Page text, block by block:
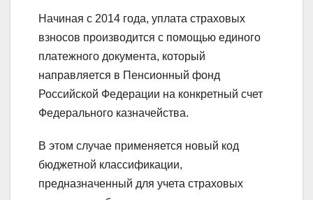
Начиная с 2014 года, уплата страховых
взносов производится с помощью единого
платежного документа, который
направляется в Пенсионный фонд
Российской Федерации на конкретный счет
Федерального казначейства.
В этом случае применяется новый код
бюджетной классификации,
предназначенный для учета страховых